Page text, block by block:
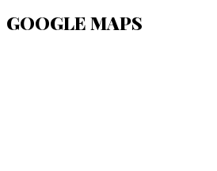
GOOGLE MAPS